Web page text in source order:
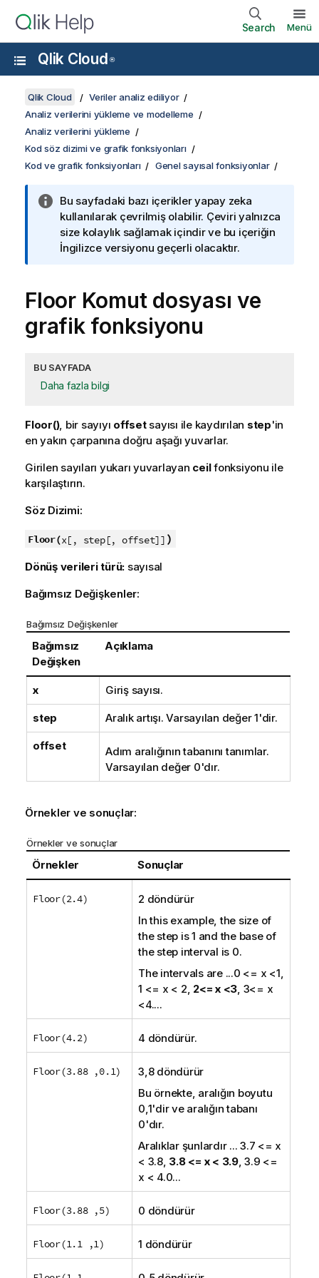
Search Menü
Qlik Cloud ®
Qlik Cloud
Veriler analiz ediliyor
Analiz verilerini yükleme ve modelleme
Analiz verilerini yükleme
Kod söz dizimi ve grafik fonksiyonları
Kod ve grafik fonksiyonları
Genel sayısal fonksiyonlar
Bu sayfadaki bazı içerikler yapay zeka
kullanılarak çevrilmiş olabilir. Çeviri yalnızca
size kolaylık sağlamak içindir ve bu içeriğin
İngilizce versiyonu geçerli olacaktır.
FloorKomut dosyası ve
grafik fonksiyonu
BU SAYFADA
Daha fazla bilgi
Floor(), bir sayıyı offset sayısı ile kaydırılan step'in
en yakın çarpanına doğru aşağı yuvarlar.
Girilen sayıları yukarı yuvarlayan ceilfonksiyonu ile
karşılaştırın.
Söz Dizimi:
Floor(x[, step[, offset]] )
Dönüş verileri türü: sayısal
Bağımsız Değişkenler:
Bağımsız Değişkenler
Bağımsız
Değişken
Açıklama
x Giriş sayısı.
step Aralık artışı. Varsayılan değer 1'dir.
offset
Adım aralığının tabanını tanımlar.
Varsayılan değer 0'dır.
Örnekler ve sonuçlar:
Örnekler ve sonuçlar
Örnekler Sonuçlar
Floor(2.4)
2 döndürür
In this example, the size of
the step is 1 and the base of
the step interval is 0.
The intervals are ...0 <= x <1,
1 <= x < 2, 2<= x <3 , 3<= x
<4....
Floor(4.2) 4 döndürür.
Floor(3.88 ,0.1)
3,8 döndürür
Bu örnekte, aralığın boyutu
0,1'dir ve aralığın tabanı
0'dır.
Aralıklar şunlardır ... 3.7 <= x
< 3.8, 3.8 <= x < 3.9, 3.9 <=
x < 4.0...
Floor(3.88 ,5) 0 döndürür
Floor(1.1 ,1) 1 döndürür